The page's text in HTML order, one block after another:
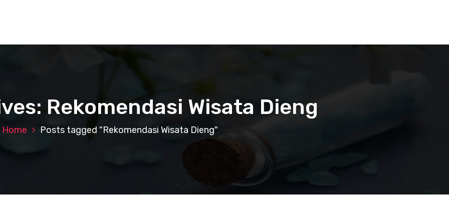
Rekomendasi Wisata Dieng
Home Posts tagged "Rekomendasi Wisata Dieng"